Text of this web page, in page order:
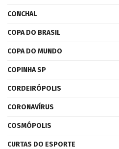
CONCHAL
COPA DO BRASIL
COPA DO MUNDO
COPINHA SP
CORDEIRÓPOLIS
CORONAVÍRUS
COSMÓPOLIS
CURTAS DO ESPORTE